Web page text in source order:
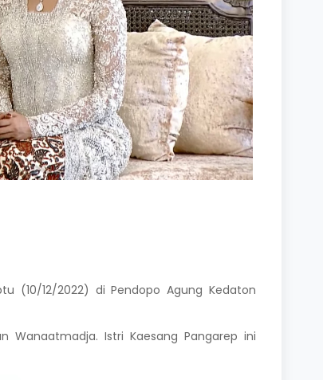
(10/12/2022) di Pendopo Agung Kedaton
Istri Kaesang Pangarep ini